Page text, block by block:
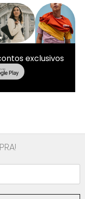
exclusivos